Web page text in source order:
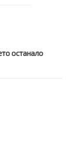
останало